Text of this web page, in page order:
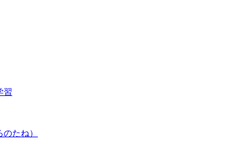
習
たね）